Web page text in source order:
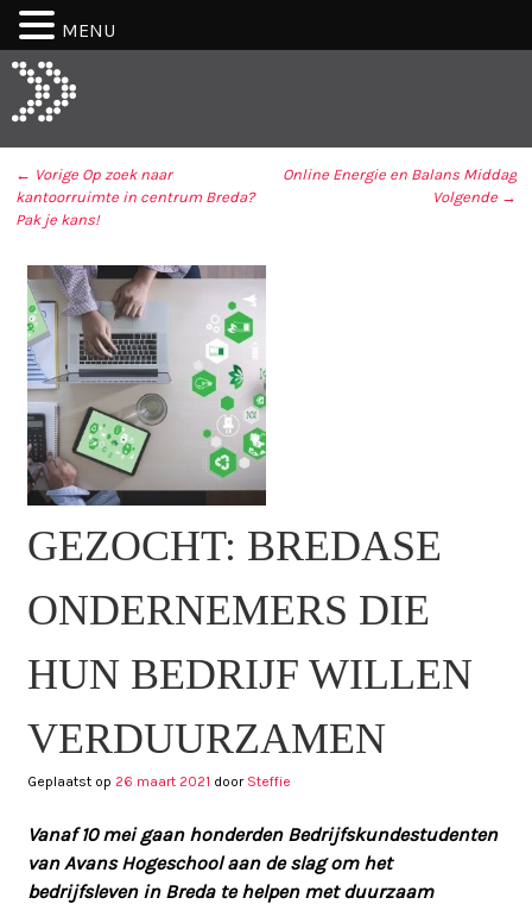
BERICHT NAVIGATIE
← VorigeOp zoek naar
kantoorruimte in centrum Breda?
Pak je kans!
Online Energie en Balans Middag
Volgende →
GEZOCHT: BREDASE
ONDERNEMERS DIE
HUN BEDRIJF WILLEN
VERDUURZAMEN
Geplaatst op 26 maart 2021 door Steffie
Vanaf 10 mei gaan honderden Bedrijfskundestudenten
van Avans Hogeschool aan de slag om het
bedrijfsleven in Breda te helpen met duurzaam
MENU